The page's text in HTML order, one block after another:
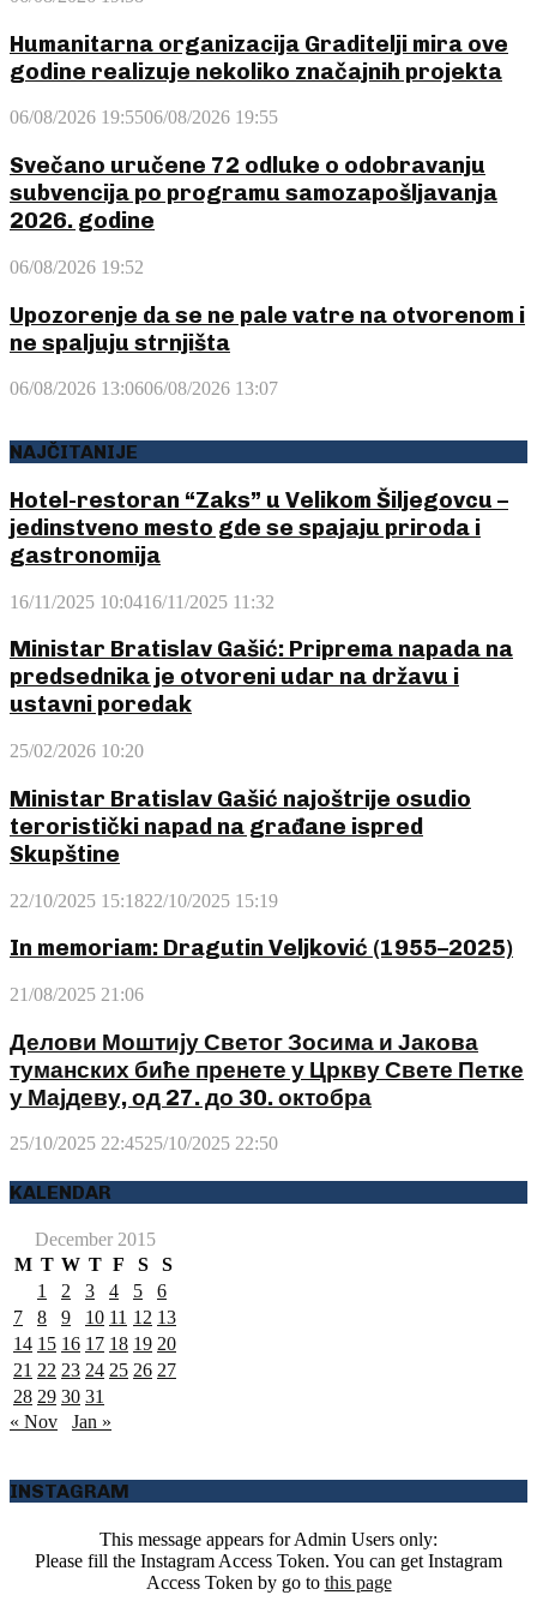
Humanitarna organizacija Graditelji mira ove
godine realizuje nekoliko značajnih projekta
06/08/2026 19:5506/08/2026 19:55
Svečano uručene 72 odluke o odobravanju
subvencija po programu samozapošljavanja
2026. godine
06/08/2026 19:52
Upozorenje da se ne pale vatre na otvorenom i
ne spaljuju strnjišta
06/08/2026 13:0606/08/2026 13:07
NAJČITANIJE
Hotel-restoran “Zaks” u Velikom Šiljegovcu –
jedinstveno mesto gde se spajaju priroda i
gastronomija
16/11/2025 10:0416/11/2025 11:32
Ministar Bratislav Gašić: Priprema napada na
predsednika je otvoreni udar na državu i
ustavni poredak
25/02/2026 10:20
Ministar Bratislav Gašić najoštrije osudio
teroristički napad na građane ispred
Skupštine
22/10/2025 15:1822/10/2025 15:19
In memoriam: Dragutin Veljković (1955–2025)
21/08/2025 21:06
Делови Моштију Светог Зосима и Јакова
туманских биће пренете у Цркву Свете Петке
у Мајдеву, од 27. до 30. октобра
25/10/2025 22:4525/10/2025 22:50
KALENDAR
December 2015
M T W T F S
S
1
2 3 4 5
6
7
8 9 10 11 12 13
14 15 16 17 18 19 20
21 22 23 24 25 26 27
28 29 30 31
« Nov
Jan »
INSTAGRAM
This message appears for Admin Users only:
Please fill the Instagram Access Token. You can get Instagram
Access Token by go to this page